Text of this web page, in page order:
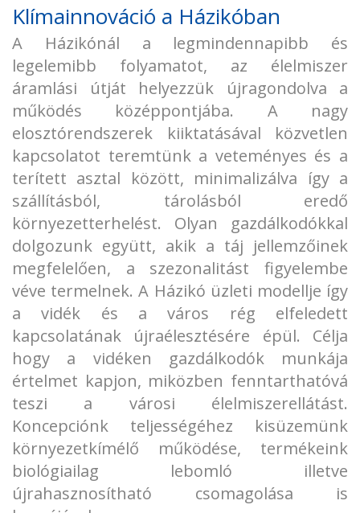
Klímainnováció a Házikóban
A Házikónál a legmindennapibb és
legelemibb folyamatot, az élelmiszer
áramlási útját helyezzük újragondolva a
működés középpontjába. A nagy
elosztórendszerek kiiktatásával közvetlen
kapcsolatot teremtünk a veteményes és a
terített asztal között, minimalizálva így a
szállításból, tárolásból eredő
környezetterhelést. Olyan gazdálkodókkal
dolgozunk együtt, akik a táj jellemzőinek
megfelelően, a szezonalitást figyelembe
véve termelnek. A Házikó üzleti modellje így
a vidék és a város rég elfeledett
kapcsolatának újraélesztésére épül. Célja
hogy a vidéken gazdálkodók munkája
értelmet kapjon, miközben fenntarthatóvá
teszi a városi élelmiszerellátást.
Koncepciónk teljességéhez kisüzemünk
környezetkímélő működése, termékeink
biológiailag lebomló illetve
újrahasznosítható csomagolása is